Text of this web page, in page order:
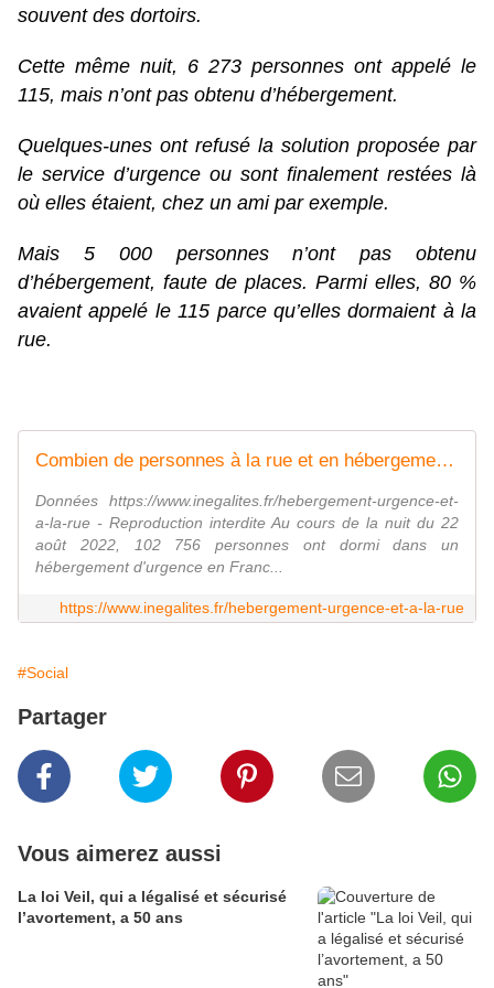
souvent des dortoirs.
Cette même nuit, 6 273 personnes ont appelé le
115, mais n’ont pas obtenu d’hébergement.
Quelques-unes ont refusé la solution proposée par
le service d’urgence ou sont finalement restées là
où elles étaient, chez un ami par exemple.
Mais 5 000 personnes n’ont pas obtenu
d’hébergement, faute de places. Parmi elles, 80 %
avaient appelé le 115 parce qu’elles dormaient à la
rue.
Combien de personnes à la rue et en hébergement d'urgence ?
Données https://www.inegalites.fr/hebergement-urgence-et-
a-la-rue - Reproduction interdite Au cours de la nuit du 22
août 2022, 102 756 personnes ont dormi dans un
hébergement d'urgence en Franc...
https://www.inegalites.fr/hebergement-urgence-et-a-la-rue
#Social
Partager
Vous aimerez aussi
La loi Veil, qui a légalisé et sécurisé
l’avortement, a 50 ans